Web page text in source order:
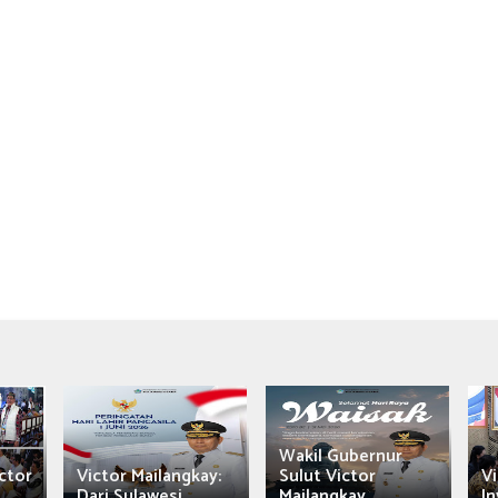
Victor Mailangkay:
Wakil Gubernur
Sulut Victor